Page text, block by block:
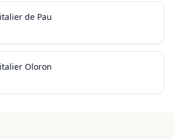
de Pau
Oloron